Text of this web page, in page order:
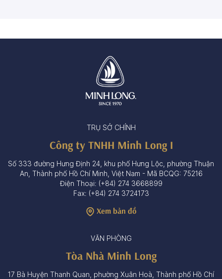
TRỤ SỞ CHÍNH
Công ty TNHH Minh Long I
Số 333 đường Hưng Định 24, khu phố Hưng Lộc, phường Thuận
An, Thành phố Hồ Chí Minh, Việt Nam - Mã BCQG: 75216
Điện Thoại: (+84) 274 3668899
Fax: (+84) 274 3724173
Xem bản đồ
VĂN PHÒNG
Tòa Nhà Minh Long
17 Bà Huyện Thanh Quan, phường Xuân Hoà, Thành phố Hồ Chí